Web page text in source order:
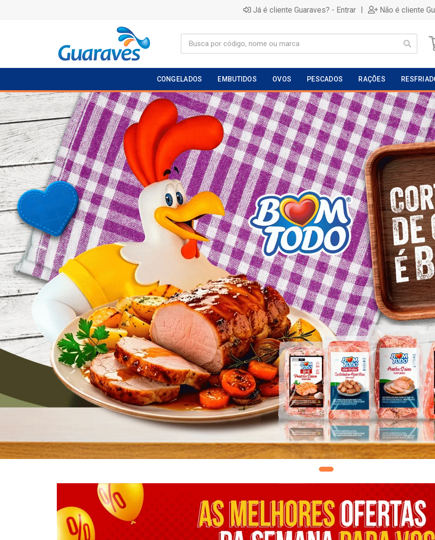
Já é cliente Guaraves? - Entrar | Não é cliente
CONGELADOS EMBUTIDOS OVOS PESCADOS RAÇÕES